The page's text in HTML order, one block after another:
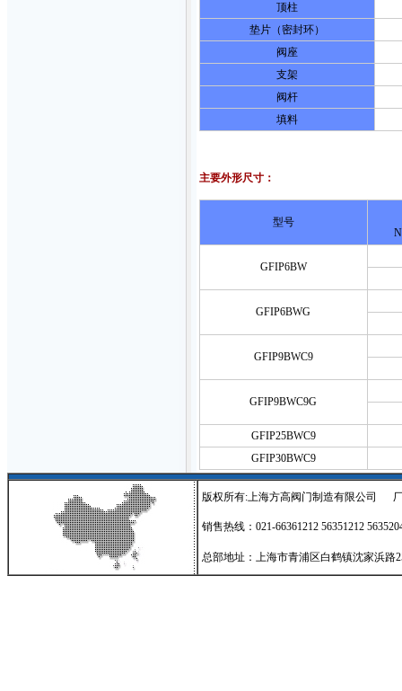
顶柱
垫片（密封环）
阀座
支架
阀杆
填料
主要外形尺寸：
型号
GFIP6BW
GFIP6BWG
GFIP9BWC9
GFIP9BWC9G
GFIP25BWC9
GFIP30BWC9
版权所有:上海方高阀门制造有限公司
销售热线：021-66361212 56351212
总部地址：上海市青浦区白鹤镇沈家浜